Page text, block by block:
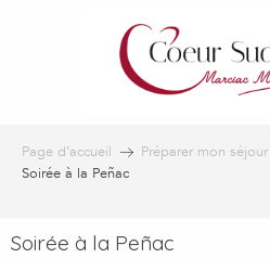
Page d’accueil Préparer mon séjour
Soirée à la Peñac
Soirée à la Peñac